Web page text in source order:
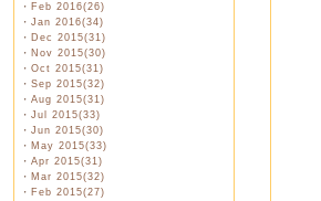
・ Feb 2016(26)
・ Jan 2016(34)
・ Dec 2015(31)
・ Nov 2015(30)
・ Oct 2015(31)
・ Sep 2015(32)
・ Aug 2015(31)
・ Jul 2015(33)
・ Jun 2015(30)
・ May 2015(33)
・ Apr 2015(31)
・ Mar 2015(32)
・ Feb 2015(27)